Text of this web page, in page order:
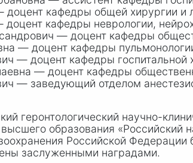
кафедры общей хирургии и
кафедры неврологии,
— доцент кафедры
— доцент кафедры
— доцент кафедры госпитальной
— доцент кафедры
— заведующий отделом
геронтологический научно-
образования
Российской
заслуженными наградами.